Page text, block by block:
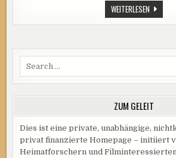
WEITERLESENDIE
FORSTER
MODE
ZUM GELEIT
Dies ist eine private, unabhängige,
privat finanzierte Homepage – initiiert
Heimatforschern und